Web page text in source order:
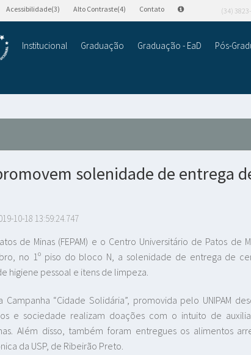
Acessibilidade(3) Alto Contraste(4) Contato (34)
Institucional Graduação Graduação - EaD Pós-
solenidade de entrega
10-18 13:59:24.747
de Minas (FEPAM) e o Centro Universitário de Patos de
no 1º piso do bloco N, a solenidade de entrega de
higiene pessoal e itens de limpeza.
“Cidade Solidária”, promovida pelo UNIPAM
e sociedade realizam doações com o intuito de
Além disso, também foram entregues os alimentos
da USP, de Ribeirão Preto.